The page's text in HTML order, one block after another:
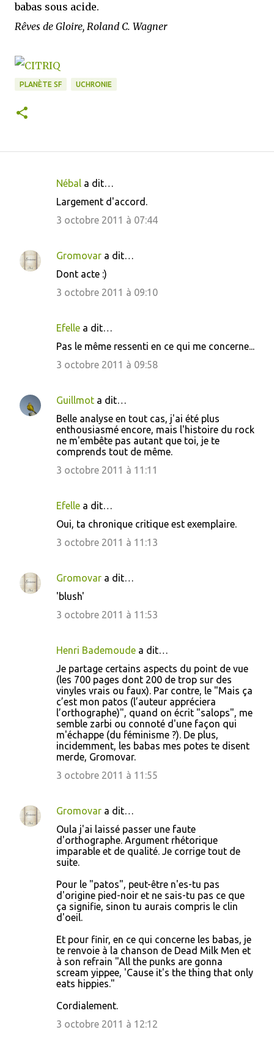
babas sous acide.
Rêves de Gloire, Roland C. Wagner
PLANÈTE SF UCHRONIE
e
Nébal a dit…
Largement d'accord.
3 octobre 2011 à 07:44
Gromovar a dit…
Dont acte :)
3 octobre 2011 à 09:10
Efelle a dit…
Pas le même ressenti en ce qui me concerne...
3 octobre 2011 à 09:58
Guillmot a dit…
Belle analyse en tout cas, j'ai été plus
enthousiasmé encore, mais l'histoire du rock
ne m'embête pas autant que toi, je te
comprends tout de même.
3 octobre 2011 à 11:11
Efelle a dit…
Oui, ta chronique critique est exemplaire.
3 octobre 2011 à 11:13
Gromovar a dit…
'blush'
3 octobre 2011 à 11:53
Henri Bademoude a dit…
Je partage certains aspects du point de vue
(les 700 pages dont 200 de trop sur des
vinyles vrais ou faux). Par contre, le "Mais ça
c’est mon patos (l’auteur appréciera
l’orthographe)", quand on écrit "salops", me
semble zarbi ou connoté d'une façon qui
m'échappe (du féminisme ?). De plus,
incidemment, les babas mes potes te disent
merde, Gromovar.
3 octobre 2011 à 11:55
Gromovar a dit…
Oula j'ai laissé passer une faute
d'orthographe. Argument rhétorique
imparable et de qualité. Je corrige tout de
suite.
Pour le "patos", peut-être n'es-tu pas
d'origine pied-noir et ne sais-tu pas ce que
ça signifie, sinon tu aurais compris le clin
d'oeil.
Et pour finir, en ce qui concerne les babas, je
te renvoie à la chanson de Dead Milk Men et
à son refrain "All the punks are gonna
scream yippee, 'Cause it's the thing that only
eats hippies."
Cordialement.
3 octobre 2011 à 12:12